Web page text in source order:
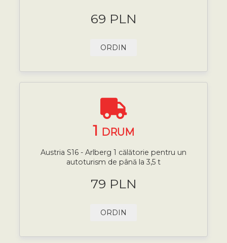
69 PLN
ORDIN
1 DRUM
Austria S16 - Arlberg 1 călătorie pentru un
autoturism de până la 3,5 t
79 PLN
ORDIN